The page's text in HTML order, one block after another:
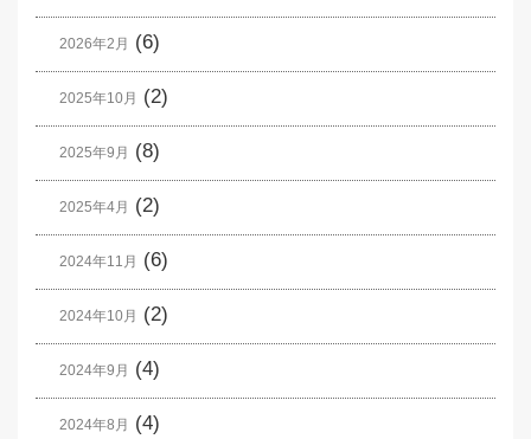
2026年2月 (6)
2025年10月 (2)
2025年9月 (8)
2025年4月 (2)
2024年11月 (6)
2024年10月 (2)
2024年9月 (4)
2024年8月 (4)